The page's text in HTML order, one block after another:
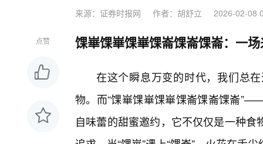
来源：证券时报网 作者：胡舒立 2026-02-08
点赞 馃崋馃崋馃崋馃崙馃崙馃崙：一
在这个瞬息万变的时代，我们总
物。而“馃崋馃崋馃崋馃崙馃崙馃崙
自味蕾的甜蜜邀约，它不仅仅是一种